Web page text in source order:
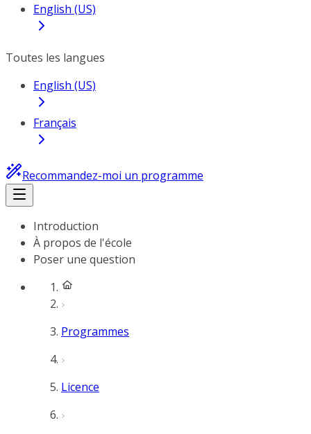
English (US)
Toutes les langues
English (US)
Français
Recommandez-moi un programme
Introduction
À propos de l'école
Poser une question
Programmes
Licence